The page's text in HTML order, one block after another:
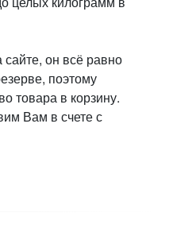
он всё равно
поэтому
товара в корзину.
Вам в счете с